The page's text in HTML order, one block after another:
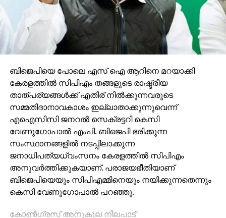
ബിജെപിയെ പോലെ എസ് ഐ ആറിനെ മറയാക്കി
കേരളത്തില്‍ സിപിഎം തങ്ങളുടെ രാഷ്ട്രീയ
താത്പര്യങ്ങള്‍ക്ക് എതിര് നില്‍ക്കുന്നവരുടെ
സമ്മതിദാനാവകാശം ഇല്ലാതാക്കുന്നുവെന്ന്
എഐസിസി ജനറല്‍ സെക്രട്ടറി കെസി
വേണുഗോപാല്‍ എംപി. ബിജെപി ഭരിക്കുന്ന
സംസ്ഥാനങ്ങളില്‍ നടപ്പിലാക്കുന്ന
ജനാധിപത്യധ്വംസനം കേരളത്തില്‍ സിപിഎം
അനുവര്‍ത്തിക്കുകയാണ്. പരാജയഭീതിയാണ്
ബിജെപിയെയും സിപിഎമ്മിനെയും നയിക്കുന്നതെന്നും
കെസി വേണുഗോപാല്‍ പറഞ്ഞു.
കോണ്‍ഗ്രസ് അനുകൂല നിലപാട്